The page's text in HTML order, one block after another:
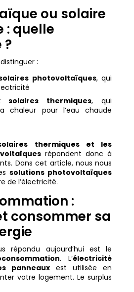
ou solaire
: quelle
?
:
photovoltaïques, qui
solaires thermiques, qui
chaleur pour l’eau chaude
thermiques et les
répondent donc à
Dans cet article, nous nous
solutions photovoltaïques
de l’électricité.
:
consommer sa
répandu aujourd’hui est le
. L’électricité
panneaux est utilisée en
votre logement. Le surplus